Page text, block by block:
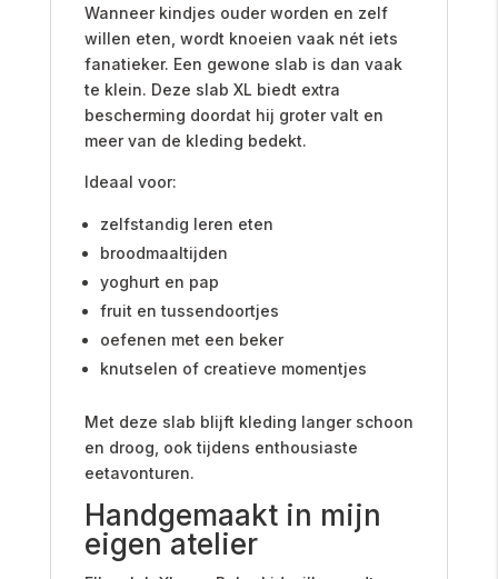
Wanneer kindjes ouder worden en zelf
willen eten, wordt knoeien vaak nét iets
fanatieker. Een gewone slab is dan vaak
te klein. Deze slab XL biedt extra
bescherming doordat hij groter valt en
meer van de kleding bedekt.
Ideaal voor:
zelfstandig leren eten
broodmaaltijden
yoghurt en pap
fruit en tussendoortjes
oefenen met een beker
knutselen of creatieve momentjes
Met deze slab blijft kleding langer schoon
en droog, ook tijdens enthousiaste
eetavonturen.
Handgemaakt in mijn
eigen atelier